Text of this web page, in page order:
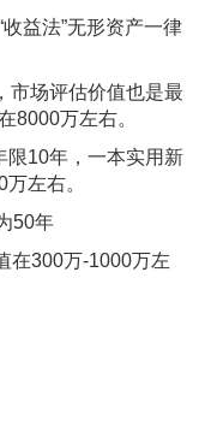
收益法”无形资产一律
市场评估价值也是最
8000万左右。
限10年，一本实用新
左右。
50年
在300万-1000万左